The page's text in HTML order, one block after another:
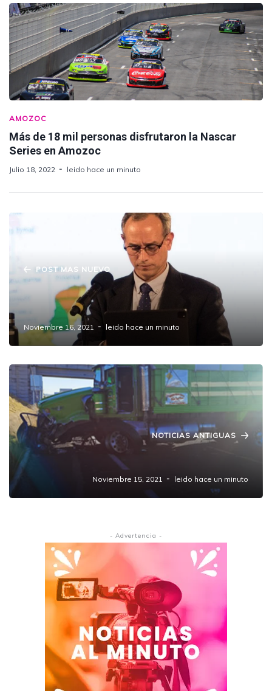
AMOZOC
Más de 18 mil personas disfrutaron la Nascar
Series en Amozoc
Julio 18, 2022 leido hace un minuto
POST MAS NUEVO
Se comenzará a vacunar a adolescentes de
15 a 17 años sin comorbilidades.
Noviembre 16, 2021 leido hace un minuto
NOTICIAS ANTIGUAS
Choque en Amozoc-Perote
Noviembre 15, 2021 leido hace un minuto
- Advertencia -